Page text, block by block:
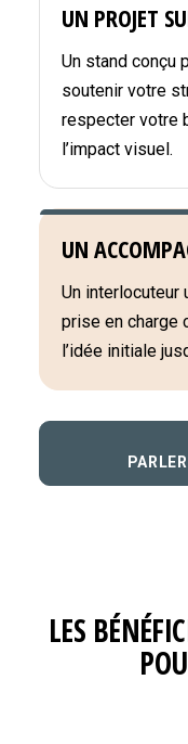
UN PROJET
Un stand conçu
soutenir votre
respecter votre
l’impact visuel.
UN
Un interlocuteur
prise en charge
l’idée initiale
LES